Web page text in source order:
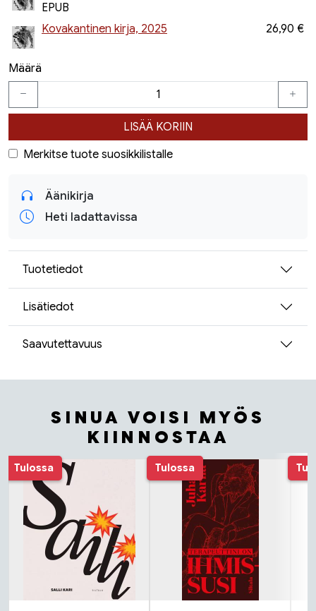
EPUB
Kovakantinen kirja, 2025 26,90 €
Määrä
LISÄÄ KORIIN
Merkitse tuote suosikkilistalle
Äänikirja
Heti ladattavissa
Tuotetiedot
Lisätiedot
Saavutettavuus
SINUA VOISI MYÖS
KIINNOSTAA
Tuoteluettelon alku
Tulossa Tulossa